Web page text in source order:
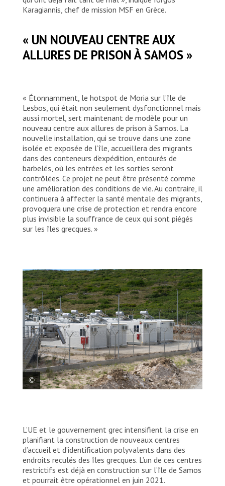
Karagiannis, chef de mission MSF en Grèce.
« UN NOUVEAU CENTRE AUX
ALLURES DE PRISON À SAMOS »
« Étonnamment, le hotspot de Moria sur l’île de
Lesbos, qui était non seulement dysfonctionnel mais
aussi mortel, sert maintenant de modèle pour un
nouveau centre aux allures de prison à Samos. La
nouvelle installation, qui se trouve dans une zone
isolée et exposée de l’île, accueillera des migrants
dans des conteneurs d’expédition, entourés de
barbelés, où les entrées et les sorties seront
contrôlées. Ce projet ne peut être présenté comme
une amélioration des conditions de vie. Au contraire, il
continuera à affecter la santé mentale des migrants,
provoquera une crise de protection et rendra encore
plus invisible la souffrance de ceux qui sont piégés
sur les îles grecques. »
cours de construction sur l’île de Samos.
Situé au milieu de nulle part, il est conçu
pour accueillir jusqu’à 3 000 personnes; de
ce nombre, 2 100 auront un « accès
contrôlé » et 900 seront en détention en
attendant d’être renvoyés en Turquie, selon
L’UE et le gouvernement grec intensifient la crise en
planifiant la construction de nouveaux centres
d’accueil et d’identification polyvalents dans des
endroits reculés des îles grecques. L’un de ces centres
restrictifs est déjà en construction sur l’île de Samos
et pourrait être opérationnel en juin 2021.